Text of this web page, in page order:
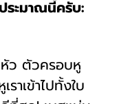
ะมาณนี้ครับ:
ว ตัวครอบหู
าเข้าไปทั้งใบ